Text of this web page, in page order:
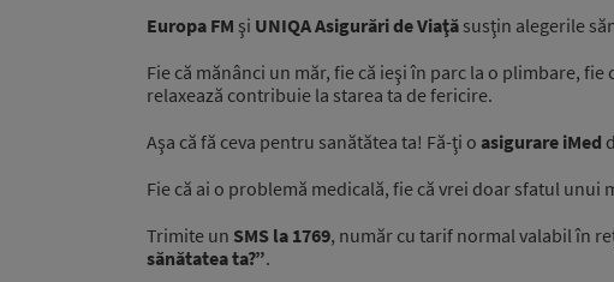
Europa FM şi UNIQA Asigurări de Viaţă susţin alegerile
Fie că mănânci un măr, fie că ieşi în parc la o plimbare,
relaxează contribuie la starea ta de fericire.
Aşa că fă ceva pentru sanătătea ta! Fă-ţi o asigurare iMed
Fie că ai o problemă medicală, fie că vrei doar sfatul
Trimite un SMS la 1769, număr cu tarif normal valabil în
sănătatea ta?”.